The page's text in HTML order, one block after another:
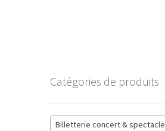
Catégories de produits
Billetterie concert & spectacle